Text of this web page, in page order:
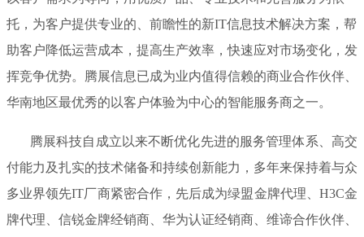
托，为客户提供专业的、前瞻性的新IT信息技术解决方案，帮
助客户降低运营成本，提高生产效率，快速应对市场变化，发
挥竞争优势。腾展信息已成为业内值得信赖的商业合作伙伴、
华南地区最优秀的以客户体验为中心的智能服务商之一。
腾展科技自成立以来不断优化先进的服务管理体系、高交
付能力及扎实的技术储备和持续创新能力，多年来保持着与众
多业界领先IT厂商紧密合作，先后成为绿盟金牌代理、H3C金
牌代理、信锐金牌经销商、华为认证经销商、维谛合作伙伴、